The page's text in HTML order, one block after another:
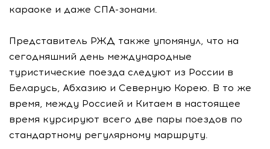
караоке и даже СПА-зонами.
Представитель РЖД также упомянул, что на
сегодняшний день международные
туристические поезда следуют из России в
Беларусь, Абхазию и Северную Корею. В то же
время, между Россией и Китаем в настоящее
время курсируют всего две пары поездов по
стандартному регулярному маршруту.